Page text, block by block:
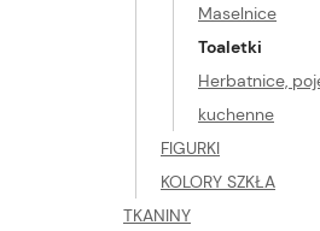
Maselnice
Toaletki
Herbatnice,
kuchenne
FIGURKI
KOLORY SZKŁA
TKANINY